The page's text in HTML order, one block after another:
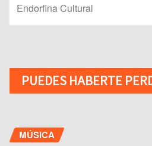
Endorfina Cultural
PUEDES HABERTE
MÚSICA